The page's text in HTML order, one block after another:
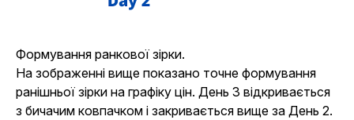
Формування ранкової зірки.
На зображенні вище показано точне формування
ранішньої зірки на графіку цін. День 3 відкривається
з бичачим ковпачком і закривається вище за День 2.